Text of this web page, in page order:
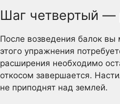
Шаг четвертый —
После возведения балок
этого упражнения
расширения необходимо
откосом завершается.
не приподнят над землей.